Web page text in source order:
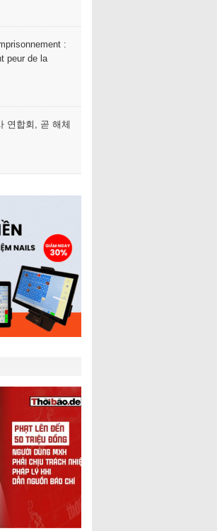
:
peur de la
연합회, 곧 해체